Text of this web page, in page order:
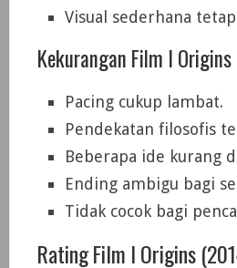
Visual sederhana
Kekurangan Film I Origins
Pacing cukup lambat.
Pendekatan filosofis
Beberapa ide kurang
Ending ambigu bagi
Tidak cocok bagi
Rating Film I Origins